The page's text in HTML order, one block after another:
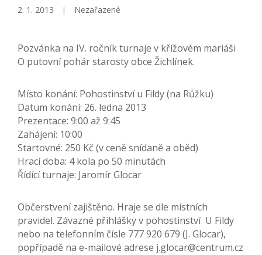
2. 1. 2013 Nezařazené
Pozvánka na IV. ročník turnaje v křížovém mariáši
O putovní pohár starosty obce Žichlínek.
Místo konání: Pohostinství u Fildy (na Růžku)
Datum konání: 26. ledna 2013
Prezentace: 9:00 až 9:45
Zahájení: 10:00
Startovné: 250 Kč (v ceně snídaně a oběd)
Hrací doba: 4 kola po 50 minutách
Řídící turnaje: Jaromír Glocar
Občerstvení zajištěno. Hraje se dle místních
pravidel. Závazné přihlášky v pohostinství U Fildy
nebo na telefonním čísle 777 920 679 (J. Glocar),
popřípadě na e-mailové adrese j.glocar@centrum.cz